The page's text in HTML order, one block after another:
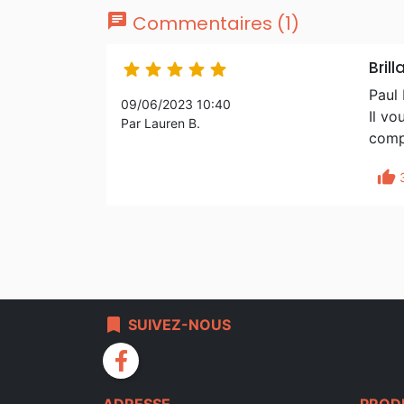
chat Commentaires (1)
    
09/06/2023 10:40
Par Lauren B.
Il
thumb_up
bookmark SUIVEZ-NOUS
facebook